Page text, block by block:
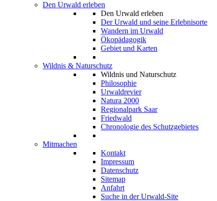
Den Urwald erleben
Den Urwald erleben
Der Urwald und seine Erlebnisorte
Wandern im Urwald
Ökopädagogik
Gebiet und Karten
Wildnis & Naturschutz
Wildnis und Naturschutz
Philosophie
Urwaldrevier
Natura 2000
Regionalpark Saar
Friedwald
Chronologie des Schutzgebietes
Mitmachen
Kontakt
Impressum
Datenschutz
Sitemap
Anfahrt
Suche in der Urwald-Site